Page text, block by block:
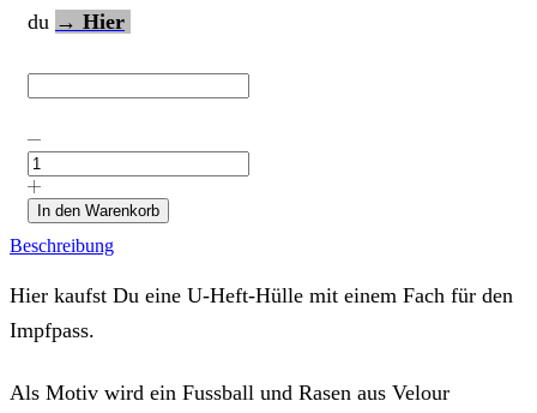
du → Hier
U-
Hülle
"Fussball
mit
Rasen"
Deinem
Menge
In den Warenkorb
Beschreibung
Hier kaufst Du eine U-Heft-Hülle mit einem Fach für den
Impfpass.
Als Motiv wird ein Fussball und Rasen aus Velour